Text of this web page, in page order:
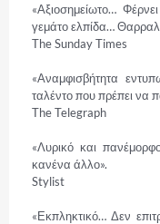
«Αξιοσημείωτο…
γεμάτο ελπίδα…
The Sunday Times
«Αναμφισβήτητα
ταλέντο που πρέπει να
The Telegraph
«Λυρικό και
κανένα άλλο».
Stylist
«Εκπληκτικό… Δεν